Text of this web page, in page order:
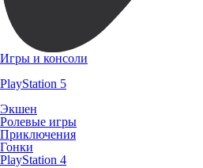
Игры и консоли
PlayStation 5
Экшен
Ролевые игры
Приключения
Гонки
PlayStation 4